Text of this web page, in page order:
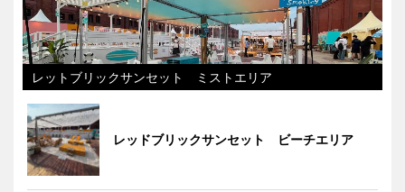
レットブリックサンセット ミストエリア
レッドブリックサンセット ビーチエリア